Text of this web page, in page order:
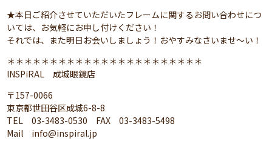
★本日ご紹介させていただいたフレームに関するお問い合わせにつ
いては、お気軽にお申し付けください！
それでは、また明日お会いしましょう！おやすみなさいませ～い！
＊＊＊＊＊＊＊＊＊＊＊＊＊＊＊＊＊＊＊＊＊＊＊
INSPiRAL 成城眼鏡店
〒157-0066
東京都世田谷区成城6-8-8
TEL 03-3483-0530 FAX 03-3483-5498
Mail info@inspiral.jp